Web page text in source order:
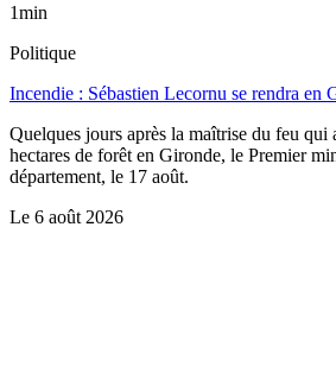
1min
Politique
Incendie : Sébastien Lecornu se rendra en
Quelques jours après la maîtrise du feu qui
hectares de forêt en Gironde, le Premier
département, le 17 août.
Le 6 août 2026